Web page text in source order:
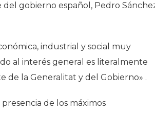
gobierno español, Pedro
industrial y social muy
al interés general es literalmente
de la Generalitat y del Gobierno» .
de los máximos